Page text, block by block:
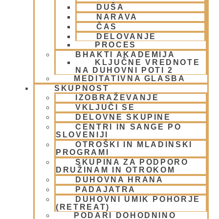
DUŠA
NARAVA
ČAS
DELOVANJE
PROCES
BHAKTI AKADEMIJA
KLJUČNE VREDNOTE
NA DUHOVNI POTI 2
MEDITATIVNA GLASBA
SKUPNOST
IZOBRAŽEVANJE
VKLJUČI SE
DELOVNE SKUPINE
CENTRI IN SANGE PO
SLOVENIJI
OTROŠKI IN MLADINSKI
PROGRAMI
SKUPINA ZA PODPORO
DRUŽINAM IN OTROKOM
DUHOVNA HRANA
PADAJATRA
DUHOVNI UMIK POHORJE
(RETREAT)
PODARI DOHODNINO
Karma, reinkarnacija in bhakti
Krišna – vrhovna božanska oseba
KRIŠNA BAZAR
Krišnove inkarnacije(11)
Meditacija(9)
MORALA IN ETIKA
(5)
(1)
Napovednik(10)
Nedeljska predavanja in festivali(1)
Nove knjige(6)
Novice iz skupnosti(1)
Obiski fakultete – šole(6)
Padajatra 2008(12)
PADAYATRA
(3)
Pogosta vprašanja(2)
Popotovanja(1)
Poučne zgodbe in nauki(8)
Prabhupadovi učenci in ostali
Predavanja
(2)
Predstavitev(9)